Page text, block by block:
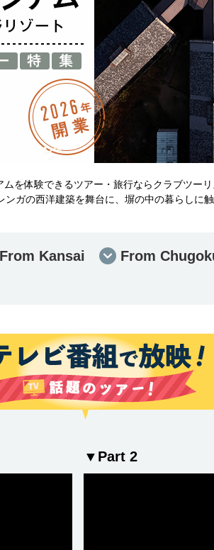
を体験できるツアー・旅⾏ならクラブツー
ガの西洋建築を舞台に、塀の中の暮らしに
From Kansai
From
▼Part 2